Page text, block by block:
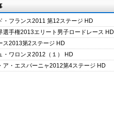
・フランス2011 第12ステージ HD
選手権2013エリート男子ロードレース HD
ス2013第2ステージ HD
・ワロンヌ2012（１） HD
ア・エスパーニャ2012第4ステージ HD